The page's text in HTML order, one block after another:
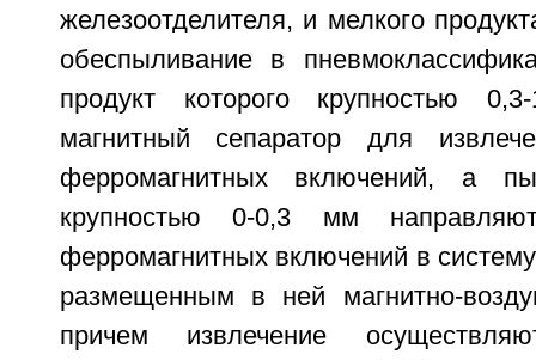
железоотделителя, и мелкого
обеспыливание в
продукт которого крупностью
магнитный сепаратор для
ферромагнитных включений, а
крупностью 0-0,3 мм
ферромагнитных включений в
размещенным в ней магнитно-
причем извлечение